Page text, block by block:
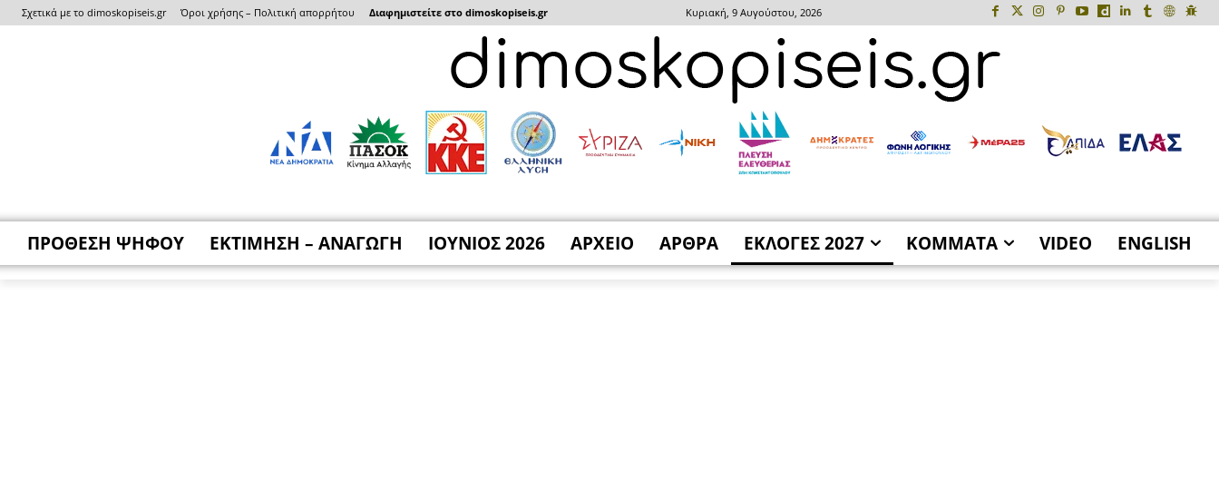
Σχετικά με το dimoskopiseis.gr Όροι χρήσης – Πολιτική απορρήτου Διαφημιστείτε στο dimoskopiseis.gr Κυριακή, 9 Αυγούστου, 2026
ΠΡΟΘΕΣΗ ΨΗΦΟΥ ΕΚΤΙΜΗΣΗ – ΑΝΑΓΩΓΗ ΙΟΥΝΙΟΣ 2026 ΑΡΧΕΙΟ ΑΡΘΡΑ ΕΚΛΟΓΕΣ 2027 ΚΟΜΜΑΤΑ VIDEO ENGLISH